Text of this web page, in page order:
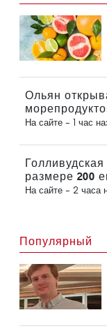
Ольян
На сайте - 1 час
размере 200
На сайте - 2 часа
Популярный